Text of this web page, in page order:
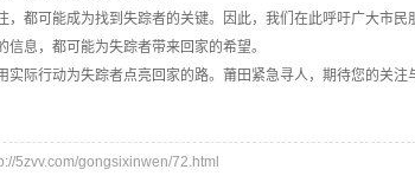
，都可能成为找到失踪者的关键。因此，我们在此呼吁广大市
信息，都可能为失踪者带来回家的希望。
实际行动为失踪者点亮回家的路。莆田紧急寻人，期待您的关
5zvv.com/gongsixinwen/72.html